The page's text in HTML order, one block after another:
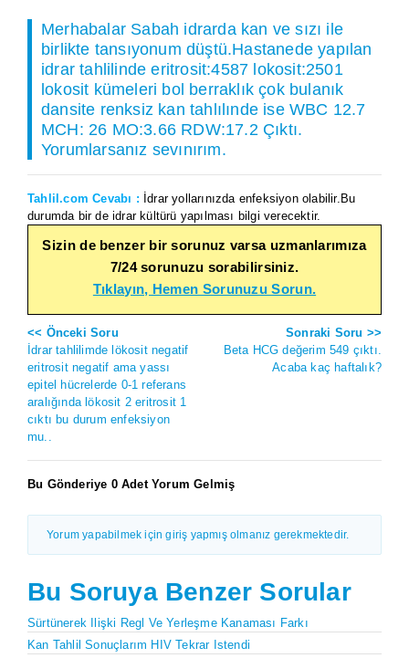
Merhabalar Sabah idrarda kan ve sızı ile
birlikte tansıyonum düştü.Hastanede yapılan
idrar tahlilinde eritrosit:4587 lokosit:2501
lokosit kümeleri bol berraklık çok bulanık
dansite renksiz kan tahlılınde ise WBC 12.7
MCH: 26 MO:3.66 RDW:17.2 Çıktı.
Yorumlarsanız sevınırım.
Tahlil.com Cevabı : İdrar yollarınızda enfeksiyon olabilir.Bu
durumda bir de idrar kültürü yapılması bilgi verecektir.
Sizin de benzer bir sorunuz varsa uzmanlarımıza
7/24 sorunuzu sorabilirsiniz.
Tıklayın, Hemen Sorunuzu Sorun.
<< Önceki Soru
İdrar tahlilimde lökosit negatif
eritrosit negatif ama yassı
epitel hücrelerde 0-1 referans
aralığında lökosit 2 eritrosit 1
cıktı bu durum enfeksiyon
mu..
Sonraki Soru >>
Beta HCG değerim 549 çıktı.
Acaba kaç haftalık?
Bu Gönderiye 0 Adet Yorum Gelmiş
Yorum yapabilmek için giriş yapmış olmanız gerekmektedir.
Bu Soruya Benzer Sorular
Sürtünerek Ilişki Regl Ve Yerleşme Kanaması Farkı
Kan Tahlil Sonuçlarım HIV Tekrar Istendi